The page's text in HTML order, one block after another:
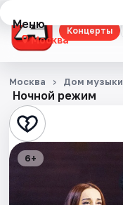
Концерты
Меню
Москва
Концерты
Театр
Стендап
Ночной режим
Москва Дом музыки
6+